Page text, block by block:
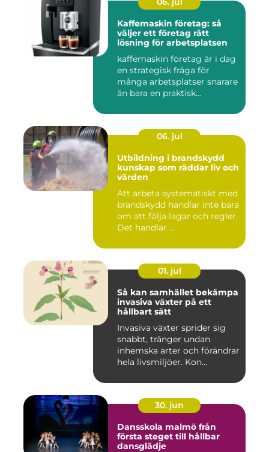
Kaffemaskin företag: så
väljer ett företag rätt
lösning för arbetsplatsen
kaffemaskin företag är i dag
en strategisk fråga för
många arbetsplatser snarare
än bara en praktisk...
06. jul
Utbildning i brandskydd
kunskap som räddar liv och
värden
Att arbeta systematiskt med
brandskydd handlar inte bara
om att följa lagar och regler.
Det handlar ...
01. jul
Så kan samhället bekämpa
invasiva växter på ett
hållbart sätt
Invasiva växter sprider sig
snabbt, tränger undan
inhemska arter och förändrar
hela livsmiljöer. Kon...
30. jun
Dansskola malmö från
första steget till hållbar
dansglädje